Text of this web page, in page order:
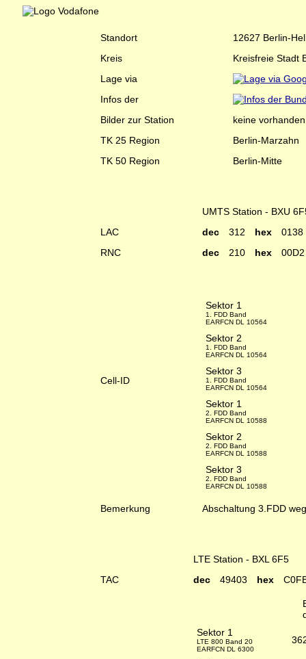
Standort
12627 Berlin-
Kreis
Kreisfreie Stadt
Lage via
Infos der
Bilder zur Station
keine vorhanden
TK 25 Region
Berlin-Marzahn
TK 50 Region
Berlin-Mitte
UMTS Station - BXU
LAC
dec 312 hex 0138
RNC
dec 210 hex 00D2
Cell-ID
Sektor 1
1. FDD Band
EARFCN DL 10564
Sektor 2
1. FDD Band
EARFCN DL 10564
Sektor 3
1. FDD Band
EARFCN DL 10564
Sektor 1
2. FDD Band
EARFCN DL 10588
Sektor 2
2. FDD Band
EARFCN DL 10588
Sektor 3
2. FDD Band
EARFCN DL 10588
Bemerkung Abschaltung 3.FDD
LTE Station - BXL 6F5
TAC
dec 49403 hex
Sektor 1
LTE 800 Band 20
EARFCN DL 6300